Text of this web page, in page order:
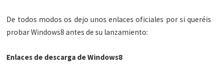
De todos modos os dejo unos enlaces oficiales por si queréis
probar Windows8 antes de su lanzamiento:
Enlaces de descarga de Windows8